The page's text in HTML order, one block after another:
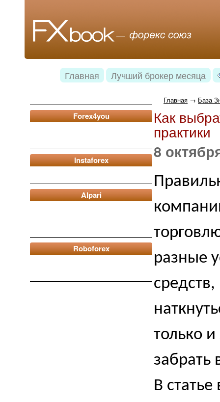
Главная Лучший брокер месяца
Forex4you
Instaforex
Alpari
Roboforex
Главная → База
Как
практики
8
разные
только
В